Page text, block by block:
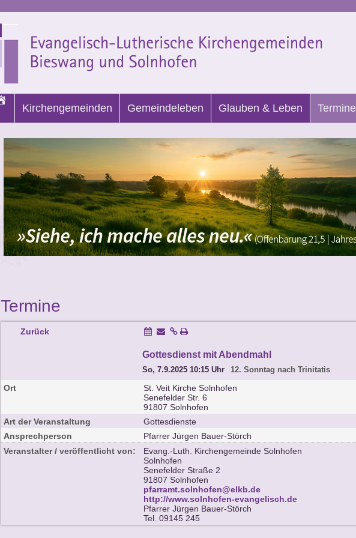
StartKirchengemeinden Gemeindeleben Glauben & Leben Termine
Termine
Zurück
Gottesdienst mit Abendmahl
So, 7.9.2025 10:15 Uhr 12. Sonntag nach Trinitatis
Ort
St. Veit Kirche Solnhofen
Senefelder Str. 6
91807 Solnhofen
Art der Veranstaltung
Gottesdienste
Ansprechperson
Pfarrer Jürgen Bauer-Störch
Veranstalter / veröffentlicht von:
Evang.-Luth. Kirchengemeinde Solnhofen
Solnhofen
Senefelder Straße 2
91807 Solnhofen
pfarramt.solnhofen@elkb.de
http://www.solnhofen-evangelisch.de
Pfarrer Jürgen Bauer-Störch
Tel. 09145 245